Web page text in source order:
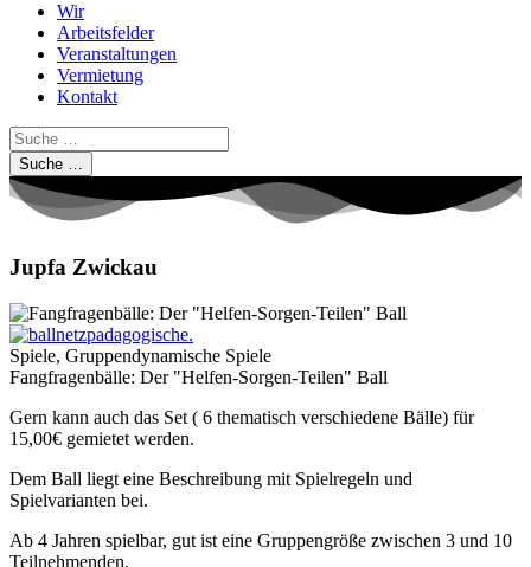
Wir
Arbeitsfelder
Veranstaltungen
Vermietung
Kontakt
Suche …
Jupfa Zwickau
Spiele, Gruppendynamische Spiele
Fangfragenbälle: Der "Helfen-Sorgen-Teilen" Ball
Gern kann auch das Set ( 6 thematisch verschiedene Bälle) für
15,00€ gemietet werden.
Dem Ball liegt eine Beschreibung mit Spielregeln und
Spielvarianten bei.
Ab 4 Jahren spielbar, gut ist eine Gruppengröße zwischen 3 und 10
Teilnehmenden.